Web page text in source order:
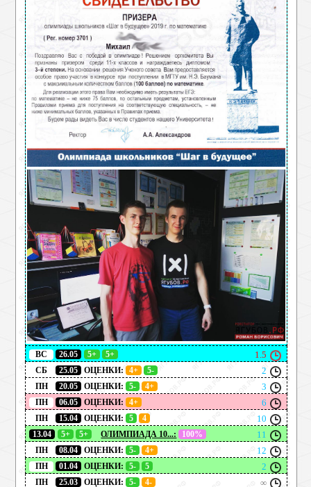
1.5
ВС 26.05 5+
5+
2
СБ 25.05 ОЦЕНКИ: 4+
5-
3
ПН 20.05 ОЦЕНКИ: 5-
4+
6
ПН 06.05 ОЦЕНКИ:
4+
10
ПН 15.04 ОЦЕНКИ: 5
4
11
13.04 5+ 5+ ОЛИМПИАДА 10...:
100%
12
ПН 08.04 ОЦЕНКИ: 5-
4+
2
ПН 01.04 ОЦЕНКИ: 5-
5
∞
ПН 25.03 ОЦЕНКИ: 5- 4-